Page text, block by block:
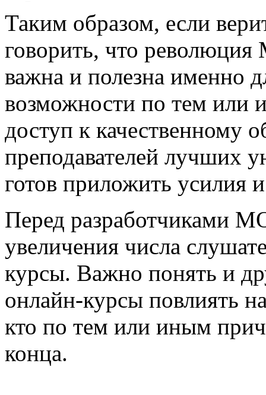
Таким образом, если
говорить, что
важна и полезна именно
возможности по тем или
доступ к качественному
преподавателей лучших
готов приложить усилия
Перед разработчиками
увеличения числа
курсы. Важно понять и
онлайн-курсы повлиять
кто по тем или иным
конца.